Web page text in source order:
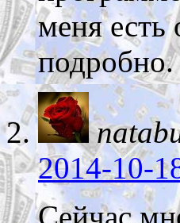
меня есть
подробно.
2014-10-
Сейчас